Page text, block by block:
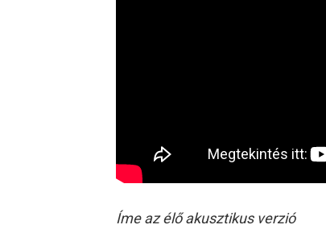
Íme az élő akusztikus verzió